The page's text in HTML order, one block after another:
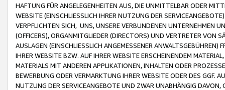
HAFTUNG FÜR ANGELEGENHEITEN AUS, DIE UNMITTELBAR ODER
WEBSITE (EINSCHLIESSLICH IHRER NUTZUNG DER
VERPFLICHTEN SICH, UNS, UNSERE VERBUNDENEN UNTERNEHMEN
(OFFICERS), ORGANMITGLIEDER (DIRECTORS) UND VERTRETER VON
AUSLAGEN (EINSCHLIESSLICH ANGEMESSENER
IHRER WEBSITE BZW. AUF IHRER WEBSITE ERSCHEINENDEM
MATERIALS MIT ANDEREN APPLIKATIONEN, INHALTEN ODER
BEWERBUNG ODER VERMARKTUNG IHRER WEBSITE ODER DES GGF.
NUTZUNG DER SERVICEANGEBOTE UND ZWAR UNABHÄNGIG